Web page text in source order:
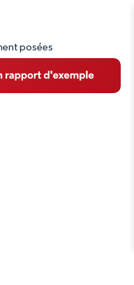
DU MARCHÉ
du marché
posées